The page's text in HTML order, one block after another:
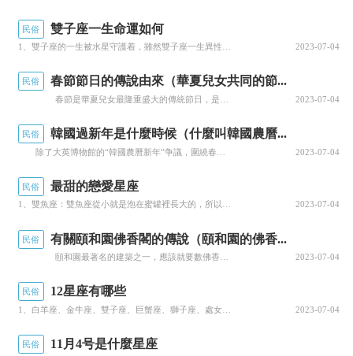
民俗 雙子座一生命運如何
2023-07-04
民俗 春節節日的傳說由來（華夏兒女共同的節...
2023-07-04
民俗 韓國過新年是什麼時候（什麼叫韓國農曆...
2023-07-04
民俗 最甜的戀愛星座
1、雙魚座：雙魚座從小就是泡在蜜罐裡長大的，所以對于浪漫和情話都是信手拈來，和雙魚座的人談戀愛你會經... 2023-07-04
民俗 有關頤和園佛香閣的傳說（頤和園的佛香...
2023-07-04
民俗 12星座有哪些
1、白羊座、金牛座、雙子座、巨蟹座、獅子座、處女座、天秤座、天蠍座、射手座、摩羯座、水瓶座、雙魚座。... 2023-07-04
民俗 11月4号是什麼星座